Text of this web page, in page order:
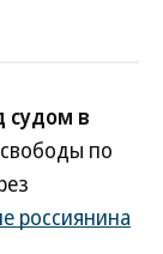
судом в
по
россиянина